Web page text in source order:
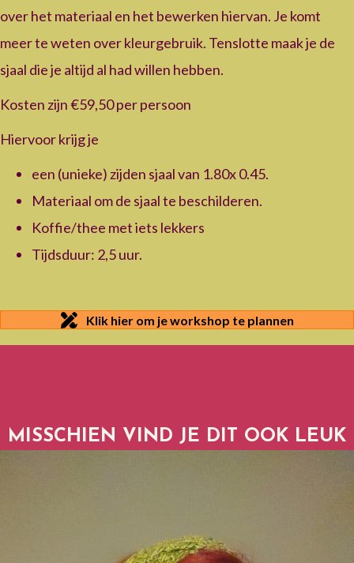
over het materiaal en het bewerken hiervan. Je komt
meer te weten over kleurgebruik. Tenslotte maak je de
sjaal die je altijd al had willen hebben.
Kosten zijn €59,50 per persoon
Hiervoor krijg je
een (unieke) zijden sjaal van 1.80x 0.45.
Materiaal om de sjaal te beschilderen.
Koffie/thee met iets lekkers
Tijdsduur: 2,5 uur.
Klik hier om je workshop te plannen
MISSCHIEN VIND JE DIT OOK LEUK